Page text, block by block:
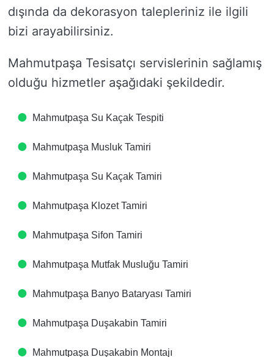
dışında da dekorasyon talepleriniz ile ilgili
bizi arayabilirsiniz.
Mahmutpaşa Tesisatçı servislerinin sağlamış
olduğu hizmetler aşağıdaki şekildedir.
Mahmutpaşa Su Kaçak Tespiti
Mahmutpaşa Musluk Tamiri
Mahmutpaşa Su Kaçak Tamiri
Mahmutpaşa Klozet Tamiri
Mahmutpaşa Sifon Tamiri
Mahmutpaşa Mutfak Musluğu Tamiri
Mahmutpaşa Banyo Bataryası Tamiri
Mahmutpaşa Duşakabin Tamiri
Mahmutpaşa Duşakabin Montajı